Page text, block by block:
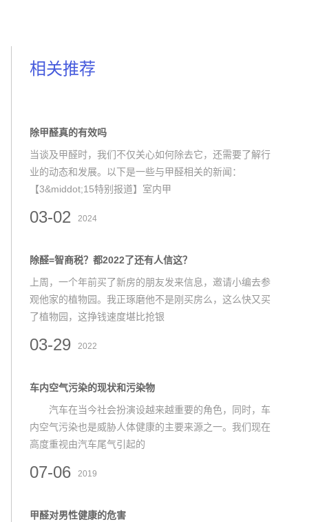
相关推荐
除甲醛真的有效吗
当谈及甲醛时，我们不仅关心如何除去它，还需要了解行
业的动态和发展。以下是一些与甲醛相关的新闻：
【3&middot;15特别报道】室内甲
03-02 2024
除醛=智商税？都2022了还有人信这？
上周，一个年前买了新房的朋友发来信息，邀请小编去参
观他家的植物园。我正琢磨他不是刚买房么，这么快又买
了植物园，这挣钱速度堪比抢银
03-29 2022
车内空气污染的现状和污染物
汽车在当今社会扮演设越来越重要的角色，同时，车
内空气污染也是威胁人体健康的主要来源之一。我们现在
高度重视由汽车尾气引起的
07-06 2019
甲醛对男性健康的危害